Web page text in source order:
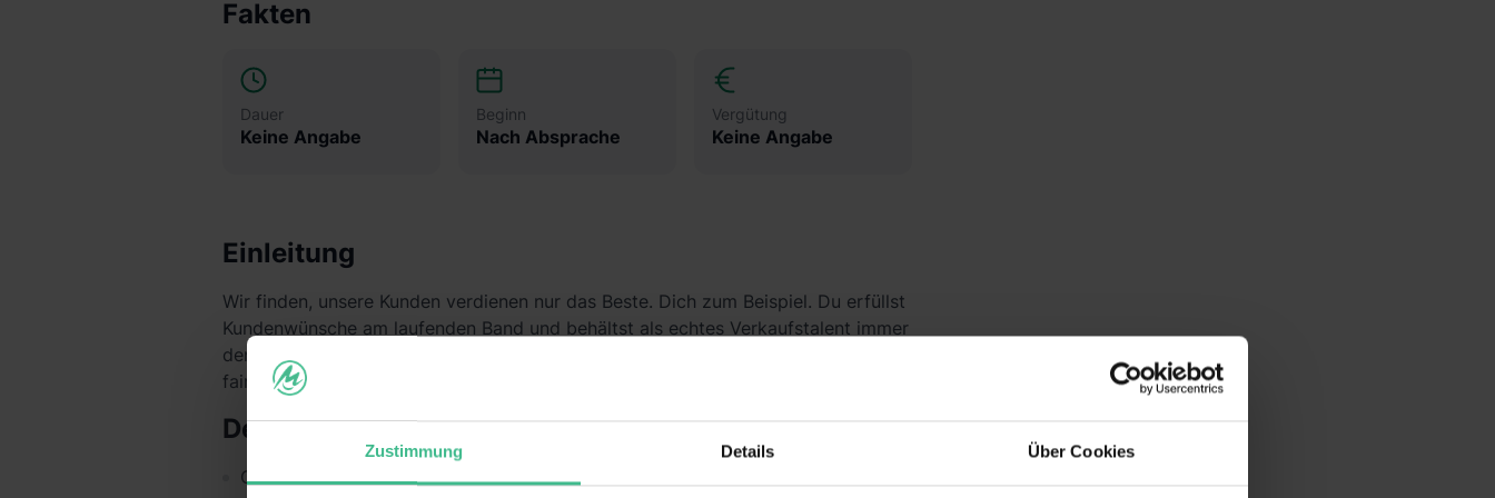
Zustimmung Details Über Cookies
Fakten
Dauer
Keine Angabe
Beginn
Nach Absprache
Vergütung
Keine Angabe
Einleitung
Wir finden, unsere Kunden verdienen nur das Beste. Dich zum Beispiel. Du erfüllst
Kundenwünsche am laufenden Band und behältst als echtes Verkaufstalent immer
den Überblick. Wir sind froh, dass du da bist, und zeigen dir das nicht nur über ein
faires Gehalt, sondern auch durch ein faires Miteinander im Alltag.
Deine Aufgaben
Gemeinsam mit deinen Teamkollegen sorgst du für eine gepflegte Filiale und ein